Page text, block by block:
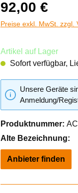
92,00 €
Preise exkl. MwSt. zzgl.
Artikel auf Lager
Sofort verfügbar,
Unsere Geräte
Anmeldung/
Produktnummer:
Alte Bezeichnung:
Anbieter finden